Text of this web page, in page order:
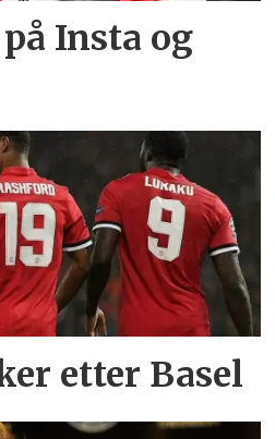
Insta og
etter Basel